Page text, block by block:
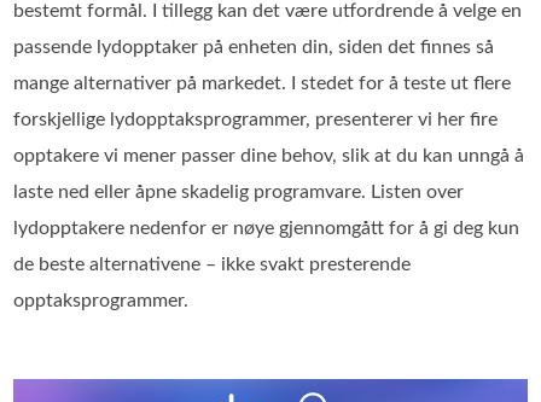
bestemt formål. I tillegg kan det være utfordrende å velge en
passende lydopptaker på enheten din, siden det finnes så
mange alternativer på markedet. I stedet for å teste ut flere
forskjellige lydopptaksprogrammer, presenterer vi her fire
opptakere vi mener passer dine behov, slik at du kan unngå å
laste ned eller åpne skadelig programvare. Listen over
lydopptakere nedenfor er nøye gjennomgått for å gi deg kun
de beste alternativene – ikke svakt presterende
opptaksprogrammer.